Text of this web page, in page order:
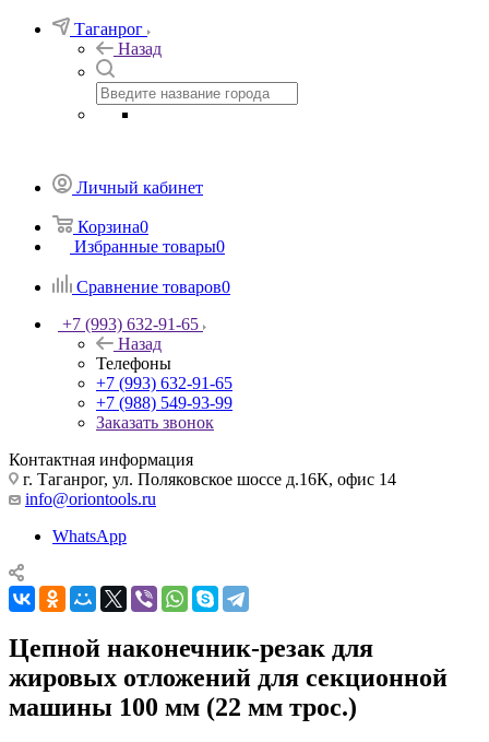
Таганрог
Назад
Личный кабинет
Корзина0
Избранные товары0
Сравнение товаров0
+7 (993) 632-91-65
Назад
Телефоны
+7 (993) 632-91-65
+7 (988) 549-93-99
Заказать звонок
Контактная информация
г. Таганрог, ул. Поляковское шоссе д.16К, офис 14
info@oriontools.ru
WhatsApp
Цепной наконечник-резак для
жировых отложений для секционной
машины 100 мм (22 мм трос.)